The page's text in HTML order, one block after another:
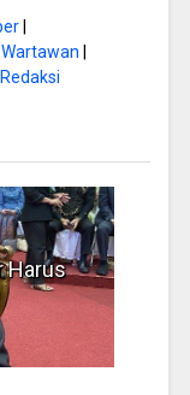
|
Redaksi
Harus